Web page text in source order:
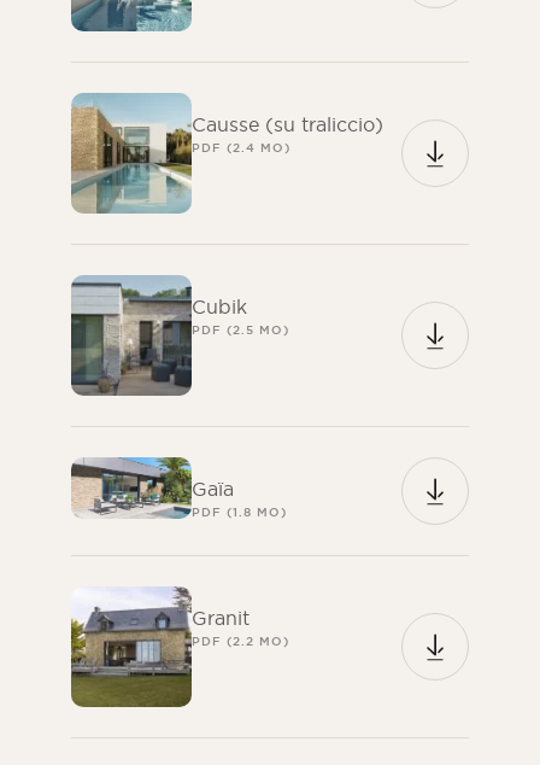
Causse (su traliccio)
PDF (2.4 MO)
Cubik
PDF (2.5 MO)
Gaïa
PDF (1.8 MO)
Granit
PDF (2.2 MO)